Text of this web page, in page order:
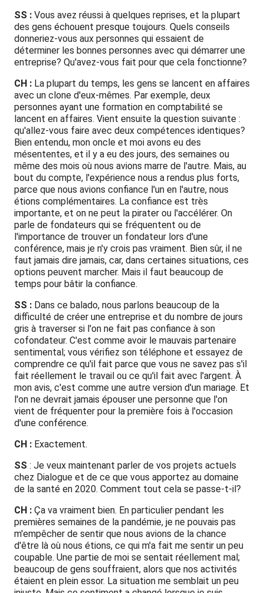
SS : Vous avez réussi à quelques reprises, et la plupart
des gens échouent presque toujours. Quels conseils
donneriez-vous aux personnes qui essaient de
déterminer les bonnes personnes avec qui démarrer une
entreprise? Qu'avez-vous fait pour que cela fonctionne?
CH : La plupart du temps, les gens se lancent en affaires
avec un clone d'eux-mêmes. Par exemple, deux
personnes ayant une formation en comptabilité se
lancent en affaires. Vient ensuite la question suivante :
qu'allez-vous faire avec deux compétences identiques?
Bien entendu, mon oncle et moi avons eu des
mésententes, et il y a eu des jours, des semaines ou
même des mois où nous avions marre de l'autre. Mais, au
bout du compte, l'expérience nous a rendus plus forts,
parce que nous avions confiance l'un en l'autre, nous
étions complémentaires. La confiance est très
importante, et on ne peut la pirater ou l'accélérer. On
parle de fondateurs qui se fréquentent ou de
l'importance de trouver un fondateur lors d'une
conférence, mais je n'y crois pas vraiment. Bien sûr, il ne
faut jamais dire jamais, car, dans certaines situations, ces
options peuvent marcher. Mais il faut beaucoup de
temps pour bâtir la confiance.
SS : Dans ce balado, nous parlons beaucoup de la
difficulté de créer une entreprise et du nombre de jours
gris à traverser si l'on ne fait pas confiance à son
cofondateur. C'est comme avoir le mauvais partenaire
sentimental; vous vérifiez son téléphone et essayez de
comprendre ce qu'il fait parce que vous ne savez pas s'il
fait réellement le travail ou ce qu'il fait avec l'argent. À
mon avis, c'est comme une autre version d'un mariage. Et
l'on ne devrait jamais épouser une personne que l'on
vient de fréquenter pour la première fois à l'occasion
d'une conférence.
CH : Exactement.
SS : Je veux maintenant parler de vos projets actuels
chez Dialogue et de ce que vous apportez au domaine
de la santé en 2020. Comment tout cela se passe-t-il?
CH : Ça va vraiment bien. En particulier pendant les
premières semaines de la pandémie, je ne pouvais pas
m'empêcher de sentir que nous avions de la chance
d'être là où nous étions, ce qui m'a fait me sentir un peu
coupable. Une partie de moi se sentait réellement mal;
beaucoup de gens souffraient, alors que nos activités
étaient en plein essor. La situation me semblait un peu